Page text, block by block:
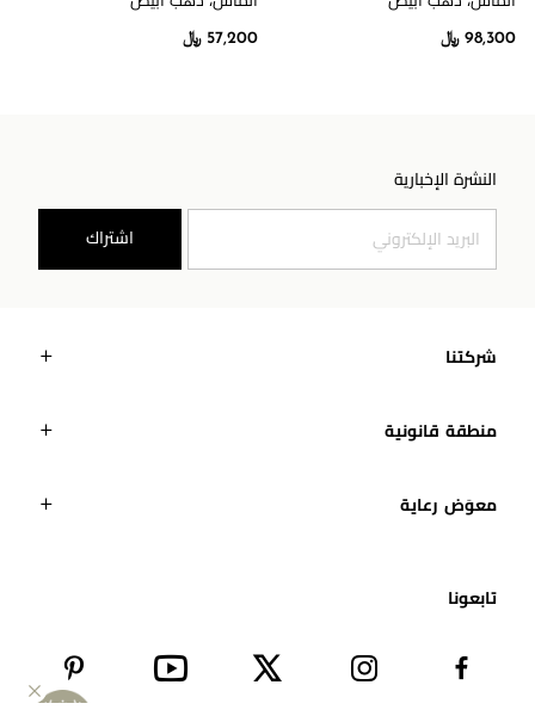
98,300 ﷼ 57,200 ﷼
النشرة الإخبارية
اشتراك
شركتنا
منطقة قانونية
معوَض رعاية
تابعونا​